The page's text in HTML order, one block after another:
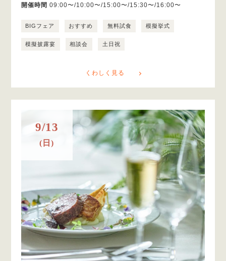
開催時間 09:00〜/10:00〜/15:00〜/15:30〜/16:00〜
BIGフェア おすすめ 無料試食 模擬挙式
模擬披露宴 相談会 土日祝
くわしく見る
9/13
(日)